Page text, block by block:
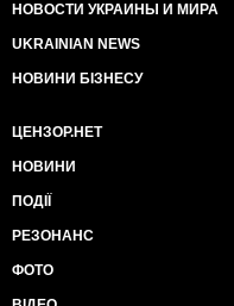
НОВОСТИ УКРАИНЫ И МИРА
UKRAINIAN NEWS
НОВИНИ БІЗНЕСУ
ЦЕНЗОР.НЕТ
НОВИНИ
ПОДІЇ
РЕЗОНАНС
ФОТО